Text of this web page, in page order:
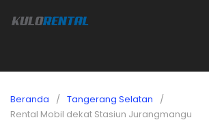
Beranda
Tangerang Selatan
Rental Mobil dekat Stasiun Jurangmangu